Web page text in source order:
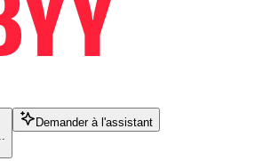
Demander à l'assistant